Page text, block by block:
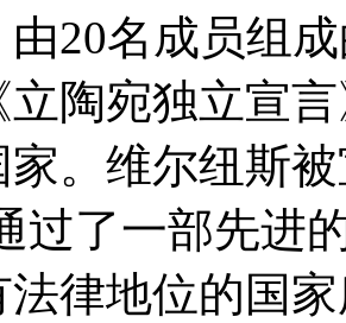
由20名成员组
立陶宛独立宣
家。维尔纽斯
过了一部先进
法律地位的国